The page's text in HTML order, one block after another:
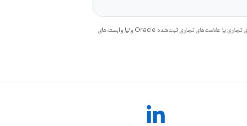
هستند. جاوا و OpenJDK علامت‌های تجاری یا علامت‌های تجاری ثبت‌شده Oracle و/یا وابسته‌های